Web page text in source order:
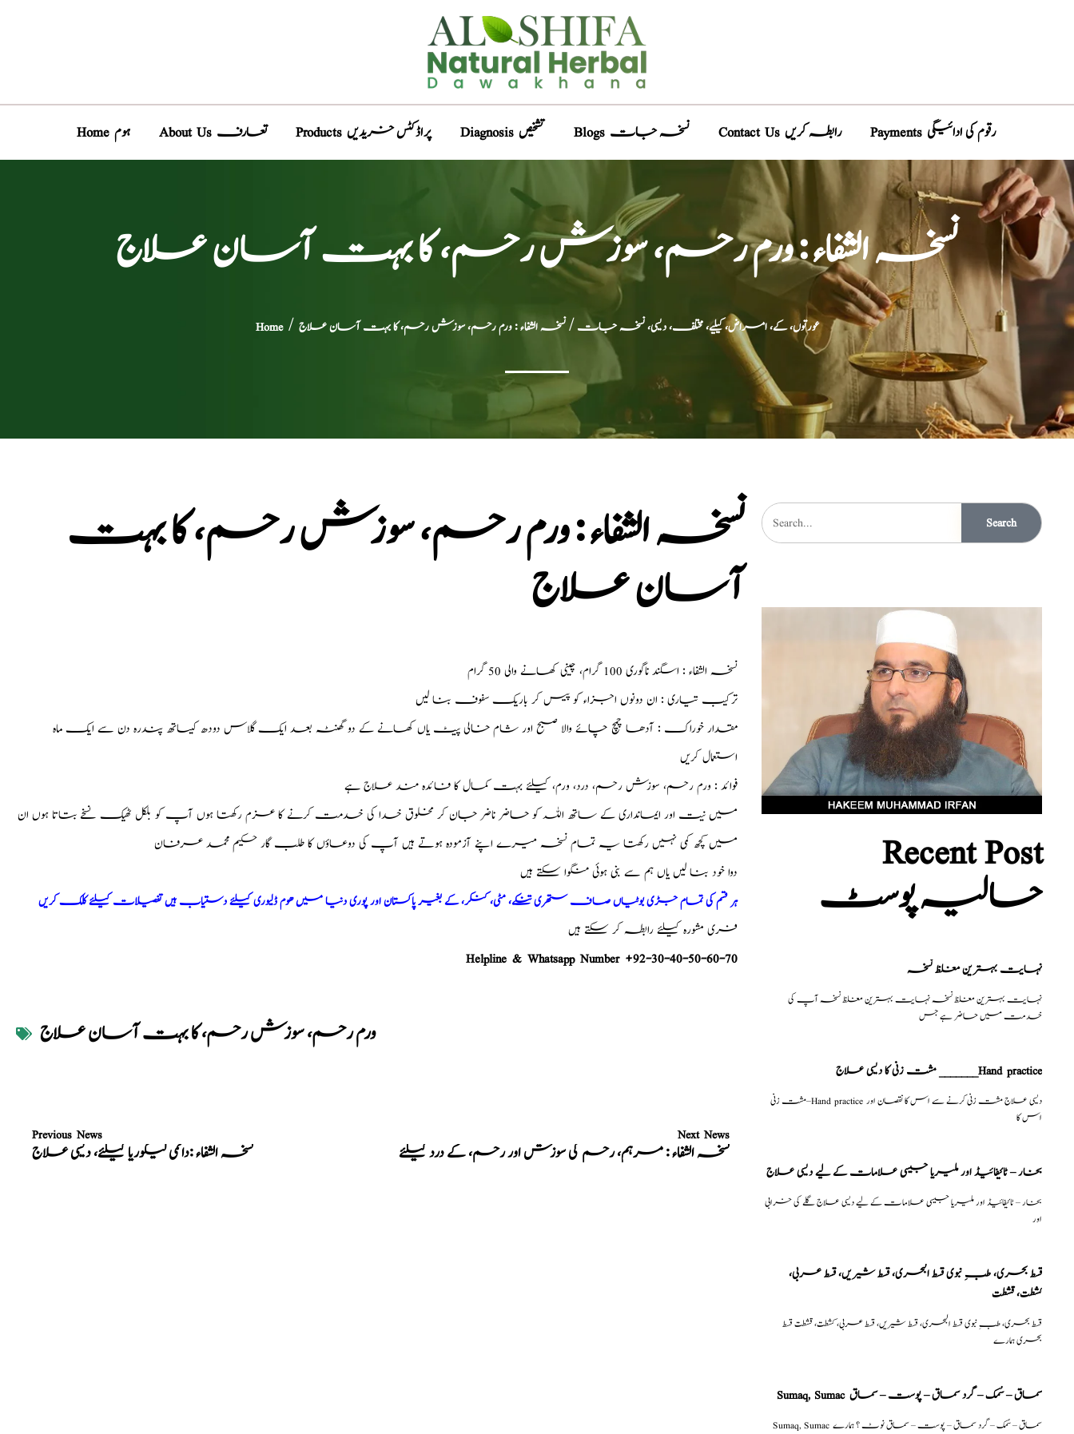
Home ہوم About Us تعارف Products پراڈکٹس خریدیں Diagnosis تشخیص Blogs نسخہ جات Contact Us رابطہ کریں Payments رقوم کی ادائیگی
نسخہ الشفاء : ورم رحم، سوزش رحم، کا بہت آسان علاج
Home/ عورتوں، کے، امراض، کیلیے، مختلف، دیسی، نسخہ جات / نسخہ الشفاء : ورم رحم، سوزش رحم، کا بہت آسان علاج
نسخہ الشفاء : ورم رحم، سوزش رحم، کا بہت
آسان علاج
نسخہ الشفاء : اسگند ناگوری 100 گرام، چینی کھانے والی 50 گرام
ترکیب تیاری : ان دونوں اجزاء کو پیس کر باریک سفوف بنا لیں
مقدار خوراک : آدھا چمچ چائے والا صبح اور شام خالی پیٹ یاں کھانے کے دو گھنٹہ بعد ایک گلاس دودھ کیساتھ پندرہ دن سے ایک ماہ
استعمال کریں
فوائد : ورم رحم، سوزش رحم، درد، ورم، کیلئے بہت کمال کا فائدہ مند علاج ہے
میں نیت اور ایمانداری کے ساتھ اللہ کو حاضر ناضر جان کر مخلوق خدا کی خدمت کرنے کا عزم رکھتا ہوں آپ کو بلکل ٹھیک نسخے بتاتا ہوں ان
میں کچھ کمی نہیں رکھتا یہ تمام نسخہ میرے اپنے آزمودہ ہوتے ہیں آپ کی دوعاؤں کا طلب گار حکیم محمد عرفان
دوا خود بنا لیں یاں ہم سے بنی ہوئی منگوا سکتے ہیں
ہر قسم کی تمام جڑی بوٹیاں صاف ستھری تنکے، مٹی، کنکر، کے بغیر پاکستان اور پوری دنیا میں ھوم ڈلیوری کیلئے دستیاب ہیں تفصیلات کیلئے کلک کریں
فری مشورہ کیلئے رابطہ کر سکتے ہیں
Helpline & Whatsapp Number +92-30-40-50-60-70
ورم رحم، سوزش رحم، کا بہت آسان علاج
Previous News
نسخہ الشفاء :دائمی لیکوریا کیلئے، دیسی علاج
Next News
نسخہ الشفاء : مرہم، رحم کی سوزش اور رحم، کے درد کیلئے
Search
Recent Post
حالیہ پوسٹ
نہایت بہترین مغلظ نسخہ
نہایت بہترین مغلظ نسخہ نہایت بہترین مغلظ نسخہ آپ کی
خدمت میں حاضر ہے جس
مشت زنی کا دیسی علاج _______Hand practice
مشت زنی–Hand practice دیسی علاج مشت زنی کرنے سے اس کا نقصان اور
اس کا
بخار – ٹائیفائیڈ اور ملیریا جیسی علامات کے لیے دیسی علاج
بخار – ٹائیفائیڈ اور ملیریا جیسی علامات کے لیے دیسی علاج گلے کی خرابی
اور
قسط بحری، طبِ نبوی قسط البحری، قسط شیریں، قسط عربی،
كشطت، قشطت
بحری ہمارے
Sumaq, Sumac سماق – سُمک – گرد سماق – پوست – سماق
Sumaq, Sumac سماق – سُمک – گرد سماق – پوست – سماق نوٹ ؟ ہمارے